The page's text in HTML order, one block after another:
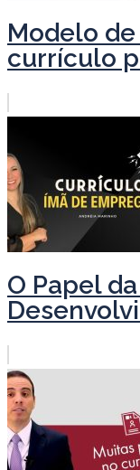
Modelo
currículo
O Papel